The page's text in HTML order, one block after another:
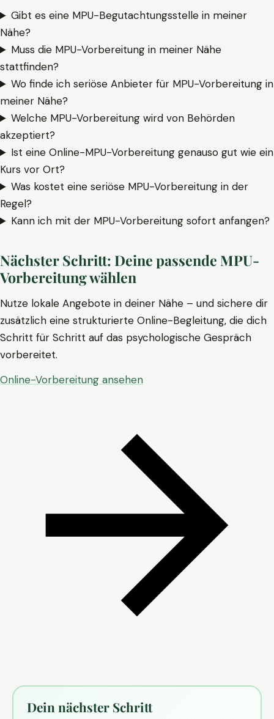
Gibt es eine MPU-Begutachtungsstelle in meiner
Nähe?
Muss die MPU-Vorbereitung in meiner Nähe
stattfinden?
Wo finde ich seriöse Anbieter für MPU-Vorbereitung in
meiner Nähe?
Welche MPU-Vorbereitung wird von Behörden
akzeptiert?
Ist eine Online-MPU-Vorbereitung genauso gut wie ein
Kurs vor Ort?
Was kostet eine seriöse MPU-Vorbereitung in der
Regel?
Kann ich mit der MPU-Vorbereitung sofort anfangen?
Nächster Schritt: Deine passende MPU-
Vorbereitung wählen
Nutze lokale Angebote in deiner Nähe – und sichere dir
zusätzlich eine strukturierte Online-Begleitung, die dich
Schritt für Schritt auf das psychologische Gespräch
vorbereitet.
Online-Vorbereitung ansehen
Dein nächster Schritt